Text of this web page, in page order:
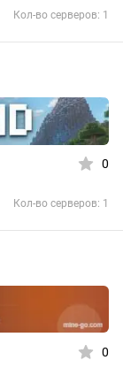
Кол-во серверов: 1
0
Кол-во серверов: 1
0